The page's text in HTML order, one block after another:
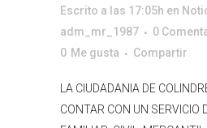
Escrito a las 17:05h en
adm_mr_1987
0
0 Me gusta Compartir
LA CIUDADANIA DE
CONTAR CON UN SERVICIO